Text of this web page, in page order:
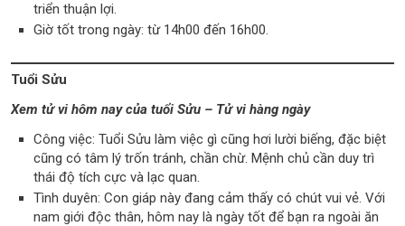
triển thuận lợi.
Giờ tốt trong ngày: từ 14h00 đến 16h00.
Tuổi Sửu
Xem tử vi hôm nay của tuổi Sửu – Tử vi hàng ngày
Công việc: Tuổi Sửu làm việc gì cũng hơi lười biếng, đặc biệt
cũng có tâm lý trốn tránh, chần chừ. Mệnh chủ cần duy trì
thái độ tích cực và lạc quan.
Tình duyên: Con giáp này đang cảm thấy có chút vui vẻ. Với
nam giới độc thân, hôm nay là ngày tốt để bạn ra ngoài ăn